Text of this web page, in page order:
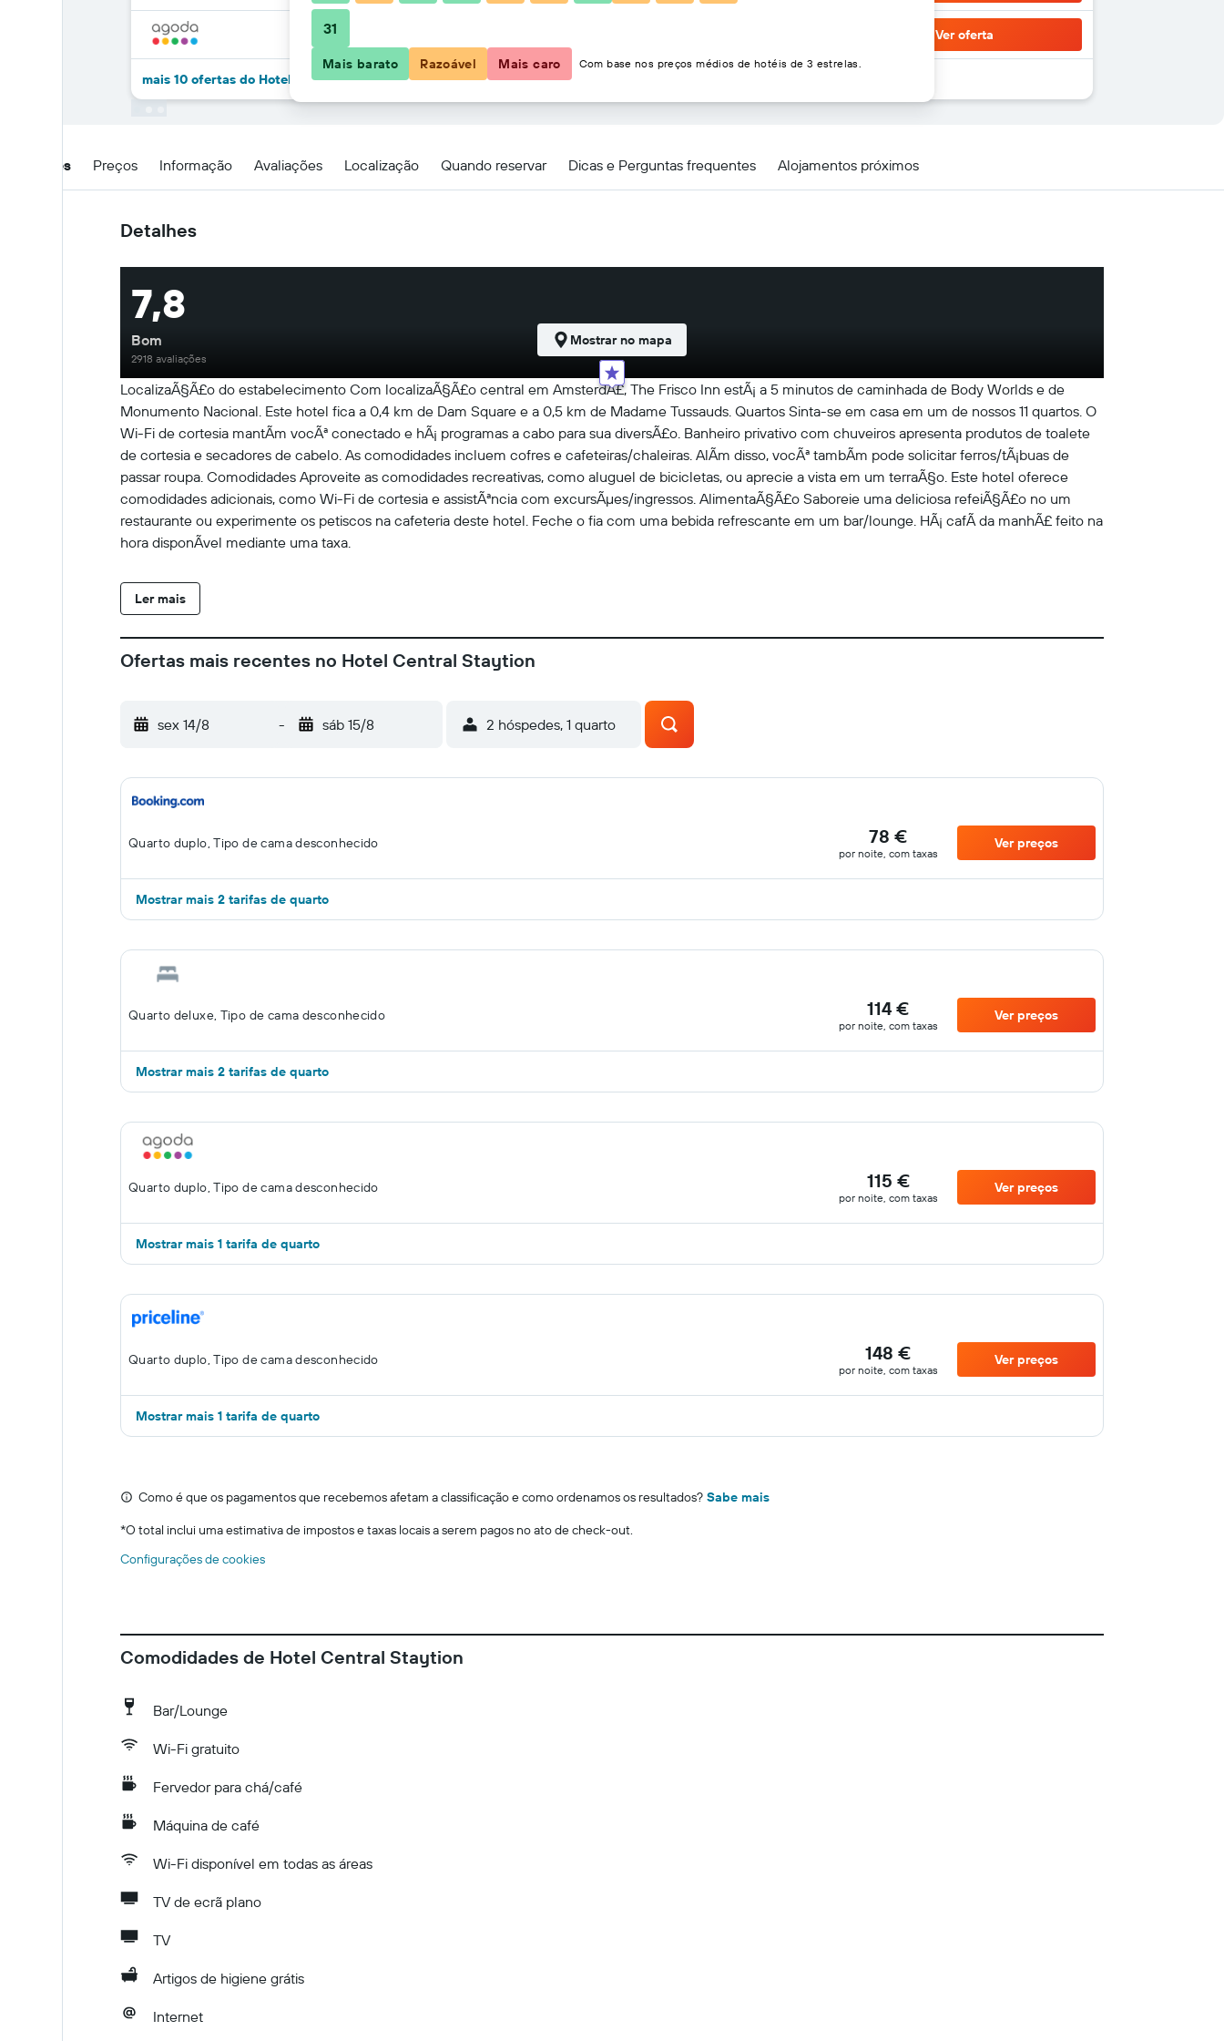
Ver oferta
mais 10 ofertas do Hotel Central Staytion
Detalhes Preços Informação Avaliações Localização Quando reservar Dicas e Perguntas frequentes Alojamentos próximos
Detalhes
LocalizaÃ§Ã£o do estabelecimento Com localizaÃ§Ã£o central em AmsterdÃ£, The Frisco Inn estÃ¡ a 5 minutos de caminhada de Body Worlds e de
Monumento Nacional. Este hotel fica a 0,4 km de Dam Square e a 0,5 km de Madame Tussauds. Quartos Sinta-se em casa em um de nossos 11 quartos. O
Wi-Fi de cortesia mantÃm vocÃª conectado e hÃ¡ programas a cabo para sua diversÃ£o. Banheiro privativo com chuveiros apresenta produtos de toalete
de cortesia e secadores de cabelo. As comodidades incluem cofres e cafeteiras/chaleiras. AlÃm disso, vocÃª tambÃm pode solicitar ferros/tÃ¡buas de
passar roupa. Comodidades Aproveite as comodidades recreativas, como aluguel de bicicletas, ou aprecie a vista em um terraÃ§o. Este hotel oferece
comodidades adicionais, como Wi-Fi de cortesia e assistÃªncia com excursÃµes/ingressos. AlimentaÃ§Ã£o Saboreie uma deliciosa refeiÃ§Ã£o no um
restaurante ou experimente os petiscos na cafeteria deste hotel. Feche o fia com uma bebida refrescante em um bar/lounge. HÃ¡ cafÃ da manhÃ£ feito na
hora disponÃ­vel mediante uma taxa.
Ler mais
7,8
Bom
2918 avaliações
Mostrar no mapa
Ofertas mais recentes no Hotel Central Staytion
sex 14/8 - sáb 15/8 2 hóspedes, 1 quarto
Quarto duplo, Tipo de cama desconhecido 78 €
por noite, com taxas
Ver preços
Mostrar mais 2 tarifas de quarto
Quarto deluxe, Tipo de cama desconhecido 114 €
por noite, com taxas
Ver preços
Mostrar mais 2 tarifas de quarto
Quarto duplo, Tipo de cama desconhecido 115 €
por noite, com taxas
Ver preços
Mostrar mais 1 tarifa de quarto
Quarto duplo, Tipo de cama desconhecido 148 €
por noite, com taxas
Ver preços
Mostrar mais 1 tarifa de quarto
Como é que os pagamentos que recebemos afetam a classificação e como ordenamos os resultados? Sabe mais
*O total inclui uma estimativa de impostos e taxas locais a serem pagos no ato de check-out.
Configurações de cookies
Comodidades de Hotel Central Staytion
Bar/Lounge
Wi-Fi gratuito
Fervedor para chá/café
Máquina de café
Wi-Fi disponível em todas as áreas
TV de ecrã plano
TV
Artigos de higiene grátis
Internet
31
Mais barato Razoável Mais caro Com base nos preços médios de hotéis de 3 estrelas.